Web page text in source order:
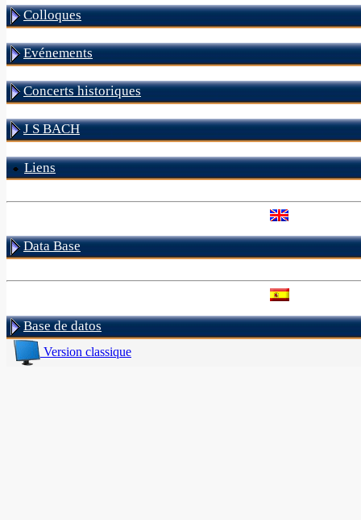
Colloques
Evénements
Concerts historiques
J S BACH
Liens
Data Base
Base de datos
Version classique